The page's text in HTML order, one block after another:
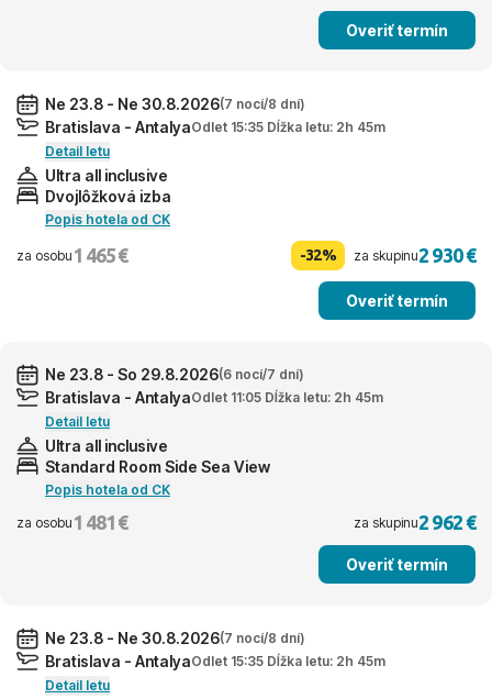
Overiť termín
Ne 23.8 - Ne 30.8.2026(7 nocí/8 dní)
Bratislava - AntalyaOdlet 15:35 Dĺžka letu: 2h 45m
Detail letu
Ultra all inclusive
Dvojlôžková izba
Popis hotela od CK
za osobu 1 465 € -32% za skupinu2 930 €
Overiť termín
Ne 23.8 - So 29.8.2026(6 nocí/7 dní)
Bratislava - AntalyaOdlet 11:05 Dĺžka letu: 2h 45m
Detail letu
Ultra all inclusive
Standard Room Side Sea View
Popis hotela od CK
za osobu 1 481 € za skupinu2 962 €
Overiť termín
Ne 23.8 - Ne 30.8.2026(7 nocí/8 dní)
Bratislava - AntalyaOdlet 15:35 Dĺžka letu: 2h 45m
Detail letu